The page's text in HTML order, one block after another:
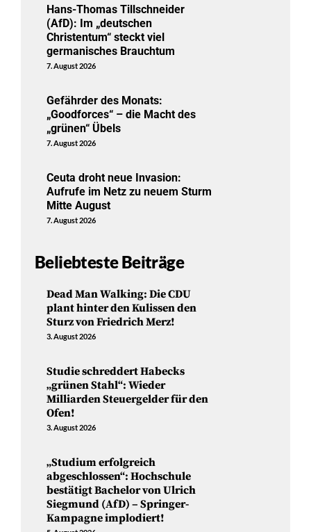
Hans-Thomas Tillschneider
(AfD): Im „deutschen
Christentum“ steckt viel
germanisches Brauchtum
7. August 2026
Gefährder des Monats:
„Goodforces“ – die Macht des
„grünen“ Übels
7. August 2026
Ceuta droht neue Invasion:
Aufrufe im Netz zu neuem Sturm
Mitte August
7. August 2026
Beliebteste Beiträge
Dead Man Walking: Die CDU
plant hinter den Kulissen den
Sturz von Friedrich Merz!
3. August 2026
Studie schreddert Habecks
„grünen Stahl“: Wieder
Milliarden Steuergelder für den
Ofen!
3. August 2026
„Studium erfolgreich
abgeschlossen“: Hochschule
bestätigt Bachelor von Ulrich
Siegmund (AfD) – Springer-
Kampagne implodiert!